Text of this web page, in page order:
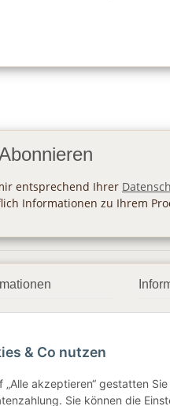
entsprechend Ihrer
Informationen zu Ihrem
& Co nutzen
„Alle akzeptieren“ gestatten
Sie können die